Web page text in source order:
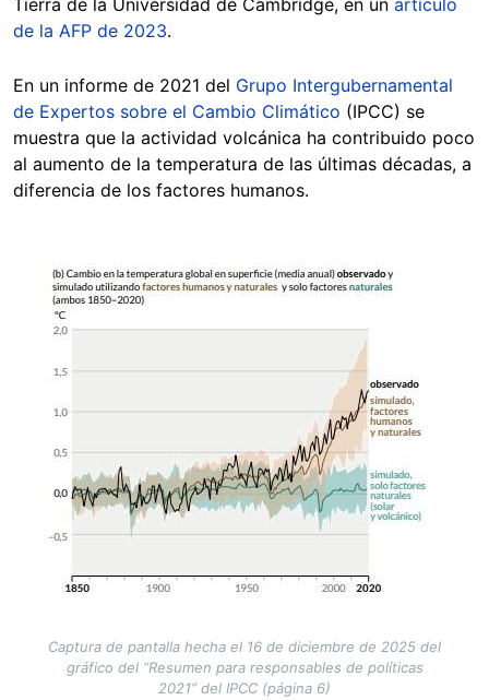
de la AFP de 2023.
En un informe de 2021 del Grupo Intergubernamental
de Expertos sobre el Cambio Climático (IPCC) se
muestra que la actividad volcánica ha contribuido poco
al aumento de la temperatura de las últimas décadas, a
diferencia de los factores humanos.
Image
Captura de pantalla hecha el 16 de diciembre de 2025 del
gráfico del “Resumen para responsables de políticas
2021” del IPCC (página 6)